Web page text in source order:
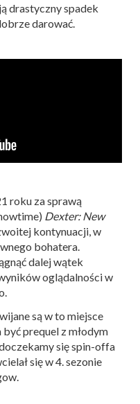
drastyczny spadek
darować.
roku za sprawą
Dexter: New
kontynuacji, w
bohatera.
dalej wątek
oglądalności w
są w to miejsce
prequel z młodym
się spin-offa
się w 4. sezonie